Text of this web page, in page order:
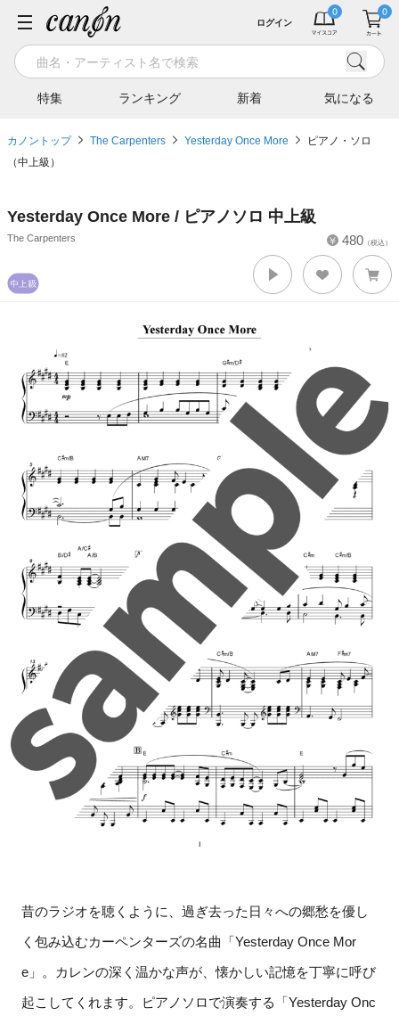
特集 ランキング 新着 気になる
ログイン
カノントップ The Carpenters Yesterday Once More
ピアノ・ソロ
（中上級）
Yesterday Once More / ピアノソロ 中上級
The Carpenters 480 （税込）
昔のラジオを聴くように、過ぎ去った日々への郷愁を優し
く包み込むカーペンターズの名曲「Yesterday Once Mor
e」。カレンの深く温かな声が、懐かしい記憶を丁寧に呼び
起こしてくれます。ピアノソロで演奏する「Yesterday Onc